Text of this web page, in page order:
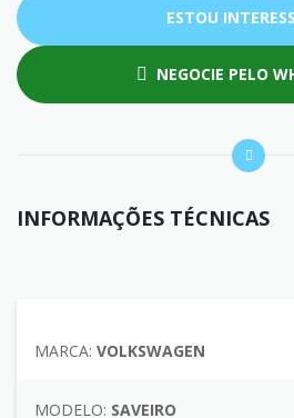
ESTOU
NEGOCIE PELO
INFORMAÇÕES TÉCNICAS
MARCA: VOLKSWAGEN
MODELO: SAVEIRO